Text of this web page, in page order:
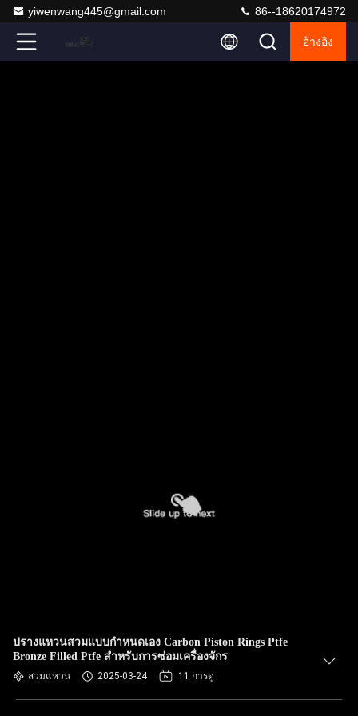
yiwenwang445@gmail.com 86--18620174972
อ้างอิง
ปรางแหวนสวมแบบกําหนดเอง Carbon Piston Rings Ptfe
Bronze Filled Ptfe สําหรับการซ่อมเครื่องจักร
สวมแหวน 2025-03-24 11 การดู